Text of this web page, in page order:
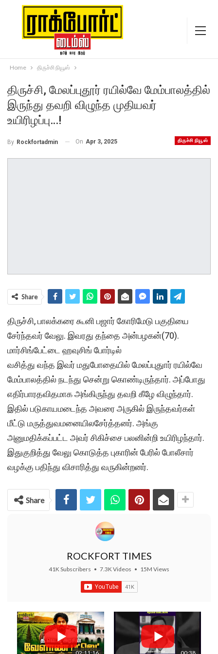
Home திருச்சி நியூஸ்
திருச்சி, மேலப்புதூர் ரயில்வே மேம்பாலத்தில்
இருந்து தவறி விழுந்த முதியவர்
உயிரிழப்பு…!
திருச்சி நியூஸ்
By Rockfortadmin On Apr 3, 2025
Share
திருச்சி, பாலக்கரை கூனி பஜார் கோரிமேடு பகுதியை
சேர்ந்தவர் வேலு. இவரது தந்தை அன்பழகன்(70).
மார்சிங்பேட்டை ஹவுசிங் போர்டில்
வசித்து வந்த இவர் மதுபோதையில் மேலப்புதுார் ரயில்வே
மேம்பாலத்தில் நடந்து சென்று கொண்டிருந்தார். அப்போது
எதிர்பாரதவிதமாக அங்கிருந்து தவறி கீழே விழுந்தார்.
இதில் படுகாயமடைந்த அவரை அருகில் இருந்தவர்கள்
மீட்டு மருத்துவமனையிலசேர்த்தனர். அங்கு
அனுமதிக்கப்பட்ட அவர் சிகிச்சை பலனின்றி உயிரிழந்தார்.
இதுகுறித்து வேலு கொடுத்த புகாரின் பேரில் போலீசார்
வழக்கு பதிந்து விசாரித்து வருகின்றனர்.
Share
ROCKFORT TIMES
41K Subscribers • 7.3K Videos • 15M Views